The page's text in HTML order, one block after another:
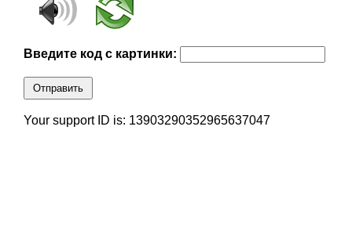
Введите код с картинки:
Отправить
Your support ID is: 13903290352965637047